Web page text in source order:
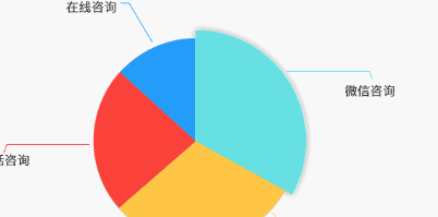
【基金】资深马经理收到了来自【上海】用户的